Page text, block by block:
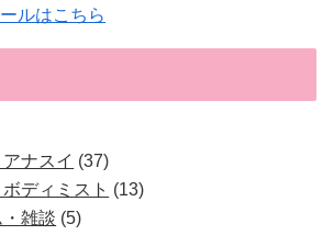
ルはこちら
ナスイ
37
ディミスト
13
雑談 5